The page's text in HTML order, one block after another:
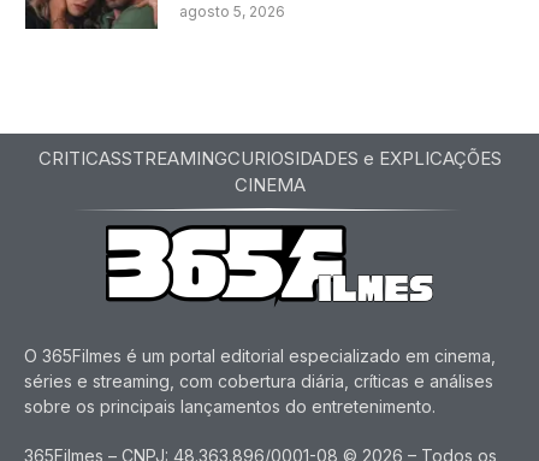
agosto 5, 2026
CRITICASSTREAMINGCURIOSIDADES e EXPLICAÇÕES
CINEMA
O 365Filmes é um portal editorial especializado em cinema,
séries e streaming, com cobertura diária, críticas e análises
sobre os principais lançamentos do entretenimento.
365Filmes – CNPJ: 48.363.896/0001-08 © 2026 – Todos os